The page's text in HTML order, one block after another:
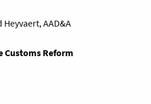
AAD&A
Customs Reform